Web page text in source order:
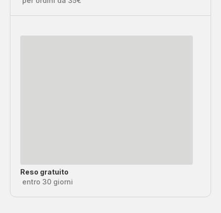
Reso gratuito
entro 30 giorni